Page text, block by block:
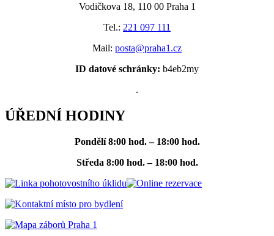
Vodičkova 18, 110 00 Praha 1
Tel.: 221 097 111
Mail: posta@praha1.cz
ID datové schránky: b4eb2my
.
ÚŘEDNÍ HODINY
Pondělí 8:00 hod. – 18:00 hod.
Středa 8:00 hod. – 18:00 hod.